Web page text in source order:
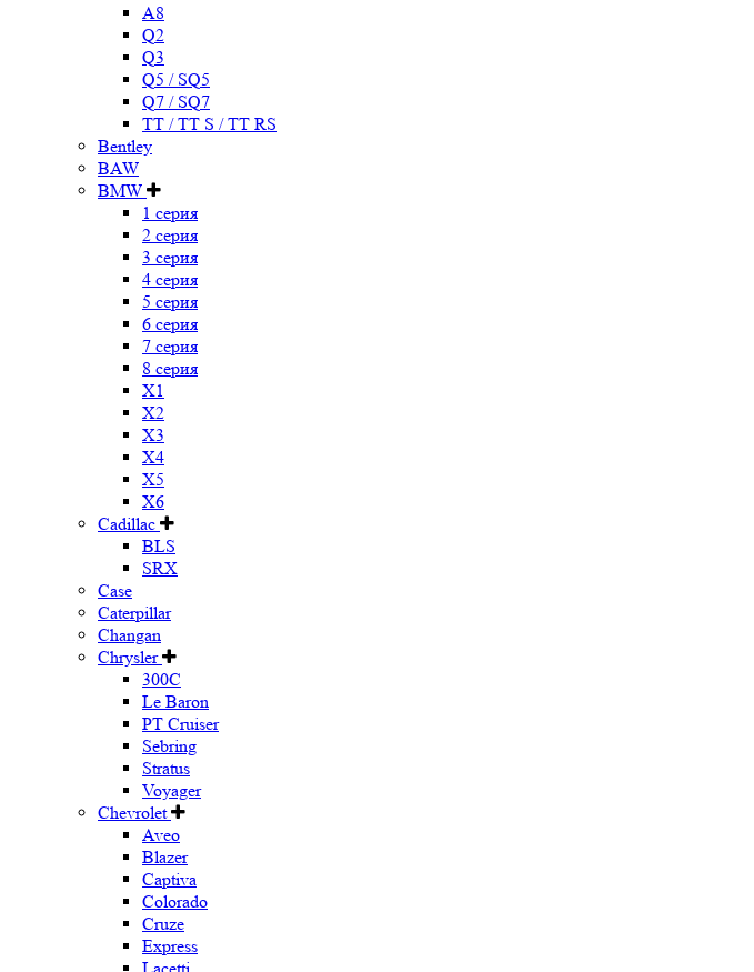
A8
Q2
Q3
Q5 / SQ5
Q7 / SQ7
TT / TT S / TT RS
Bentley
BAW
BMW
1 серия
2 серия
3 серия
4 серия
5 серия
6 серия
7 серия
8 серия
X1
X2
X3
X4
X5
X6
Cadillac
BLS
SRX
Case
Caterpillar
Changan
Chrysler
300C
Le Baron
PT Cruiser
Sebring
Stratus
Voyager
Chevrolet
Aveo
Blazer
Captiva
Colorado
Cruze
Express